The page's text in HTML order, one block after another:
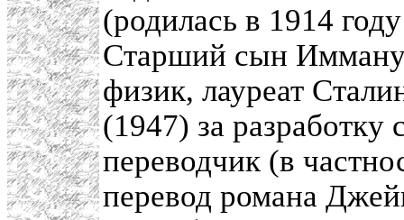
(родилась в 1914
Старший сын
физик, лауреат
(1947) за разработку
переводчик (в
перевод романа